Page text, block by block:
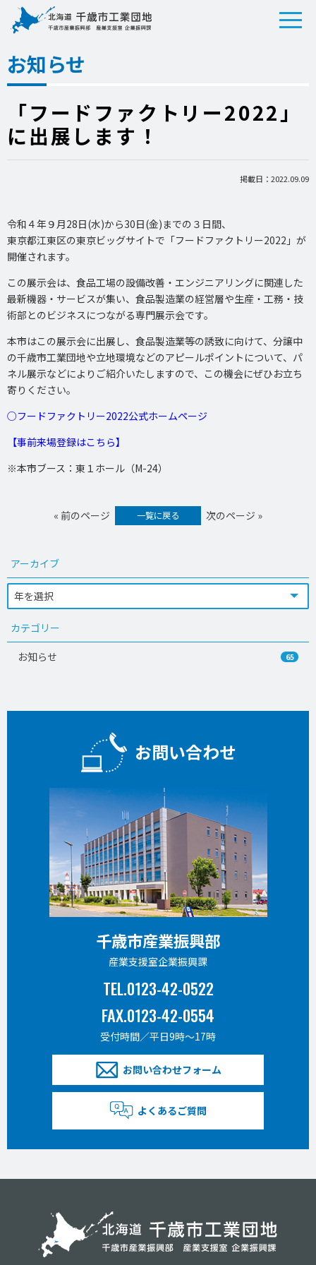
お知らせ
「フードファクトリー2022」
に出展します！
掲載日：2022.09.09
令和４年９月28日(水)から30日(金)までの３日間、
東京都江東区の東京ビッグサイトで「フードファクトリー2022」が
開催されます。
この展示会は、食品工場の設備改善・エンジニアリングに関連した
最新機器・サービスが集い、食品製造業の経営層や生産・工務・技
術部とのビジネスにつながる専門展示会です。
本市はこの展示会に出展し、食品製造業等の誘致に向けて、分譲中
の千歳市工業団地や立地環境などのアピールポイントについて、パ
ネル展示などによりご紹介いたしますので、この機会にぜひお立ち
寄りください。
○フードファクトリー2022公式ホームページ
【事前来場登録はこちら】
※本市ブース：東１ホール（M-24）
« 前のページ 一覧に戻る 次のページ »
アーカイブ
カテゴリー
お知らせ 65
お問い合わせ
千歳市産業振興部
産業支援室企業振興課
TEL.0123-42-0522
FAX.0123-42-0554
受付時間／平日9時〜17時
お問い合わせフォーム
よくあるご質問